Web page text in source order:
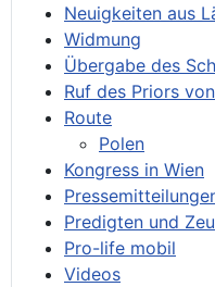
Neuigkeiten aus
Widmung
Übergabe des
Ruf des Priors
Route
Polen
Kongress in Wien
Predigten und
Pro-life mobil
Videos